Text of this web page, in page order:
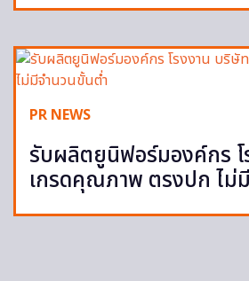
PR NEWS
รับผลิตยูนิฟอร์มองค์กร โ
เกรดคุณภาพ ตรงปก ไม่